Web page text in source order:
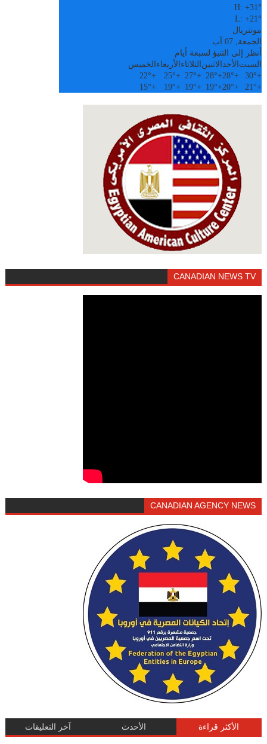
H:+31°
L:+21°
مونتريال
الجمعة, 07 آب
أنظر إلى التنبؤ لسبعة أيام
السبت الأحدالاثنين الثلاثاء الأربعاء الخميس
+
30°
+
28°
+
28°
+
27°
+
25°
+
22°
+
21°
+
20°
+
19°
+
19°
+
19°
+
15°
CANADIAN NEWS TV
CANADIAN AGENCY NEWS
الأكثر قراءة الأحدث آخر التعليقات